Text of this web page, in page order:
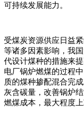
可持续发展能力。
受煤炭资源供应日益
等诸多因素影响，我
代设计煤种的措施来
电厂锅炉燃煤的过程
质的煤种掺配混合完
灰含碳量，改善锅炉
燃煤成本，最大程度